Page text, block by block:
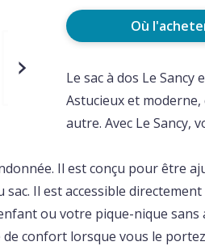
Où
Le sac à dos Le
Astucieux et moderne,
autre. Avec Le Sancy,
Il est conçu pour être
Il est accessible
ou votre pique-nique
confort lorsque vous le